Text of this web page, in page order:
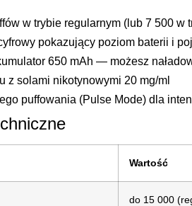
w trybie regularnym (lub 7 500 w
pokazujący poziom baterii i
650 mAh — możesz
z solami nikotynowymi 20 mg/ml
puffowania (Pulse Mode) dla
Wartość
do 15 000